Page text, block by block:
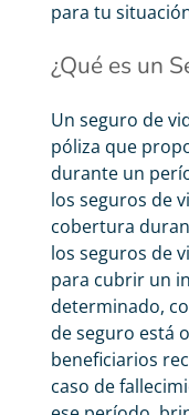
para tu
¿Qué es un
Un seguro de
póliza que
durante un
los seguros de
cobertura
los seguros de
para cubrir un
determinado,
de seguro está
beneficiarios
caso de